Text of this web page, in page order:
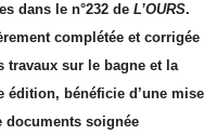
dans le n°232 de L’OURS.
complétée et corrigée
travaux sur le bagne et la
édition, bénéficie d’une mise
documents soignée